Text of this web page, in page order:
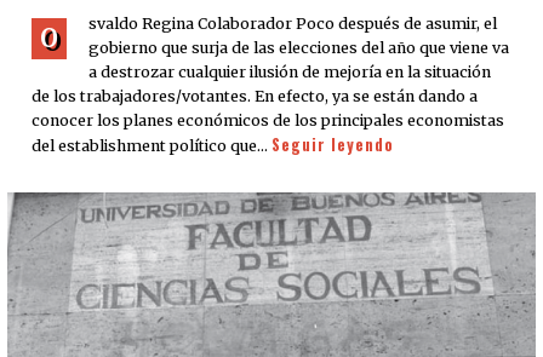
O
svaldo Regina Colaborador Poco después de asumir, el
gobierno que surja de las elecciones del año que viene va
a destrozar cualquier ilusión de mejoría en la situación
de los trabajadores/votantes. En efecto, ya se están dando a
conocer los planes económicos de los principales economistas
del establishment político que… Seguir leyendo